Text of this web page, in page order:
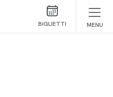
BIGLIETTI MENU